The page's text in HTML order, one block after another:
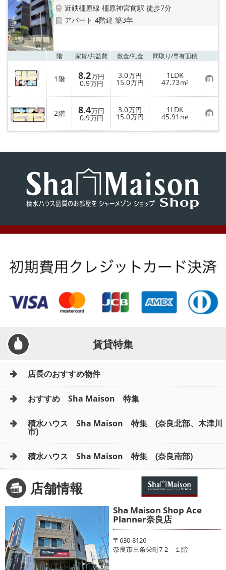
近鉄橿原線 橿原神宮前駅 徒歩7分
アパート 4階建 築3年
階 家賃/共益費 敷金/礼金 間取り/専有面積
1 階 8.2万円
0.9万円
3.0万円
15.0万円
1LDK
47.73m² お
気
に
入
り
登
録
2階 8.4万円
0.9万円
3.0万円
15.0万円
1LDK
45.91 m² お
気
に
登
賃貸特集
店長のおすすめ物件
おすすめ Sha Maison 特集
積水ハウス Sha Maison 特集 (奈良北部、木津川
市)
積水ハウス Sha Maison 特集 (奈良南部)
店舗情報
Sha Maison Shop Ace
Planner奈良店
〒630-8126
奈良市三条栄町7-2 １階